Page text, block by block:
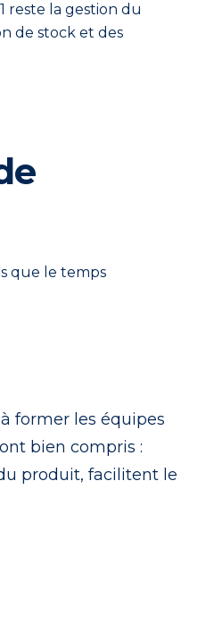
reste la gestion du
de stock et des
que le temps
former les équipes
bien compris :
produit, facilitent le